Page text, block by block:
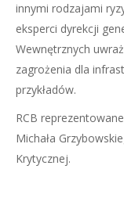
innymi rodzajami
eksperci dyrekcji
Wewnętrznych
zagrożenia dla
przykładów.
RCB
Michała
Krytycznej.